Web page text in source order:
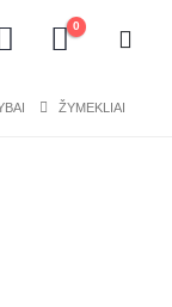
0
ŽYMEKLIAI